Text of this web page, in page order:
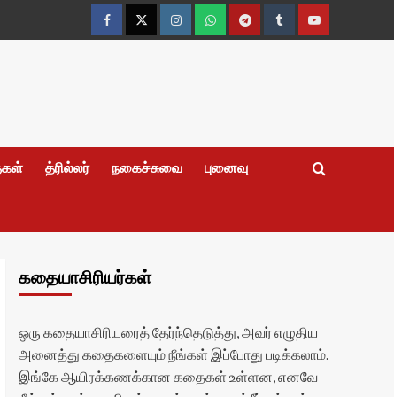
FacebookTwitterInstagramWhatsappTelegramTumblrYouTube
த்ரில்லர் நகைச்சுவை புனைவு
கதையாசிரியர்கள்
ஒரு கதையாசிரியரைத் தேர்ந்தெடுத்து, அவர் எழுதிய
அனைத்து கதைகளையும் நீங்கள் இப்போது படிக்கலாம்.
இங்கே ஆயிரக்கணக்கான கதைகள் உள்ளன, எனவே